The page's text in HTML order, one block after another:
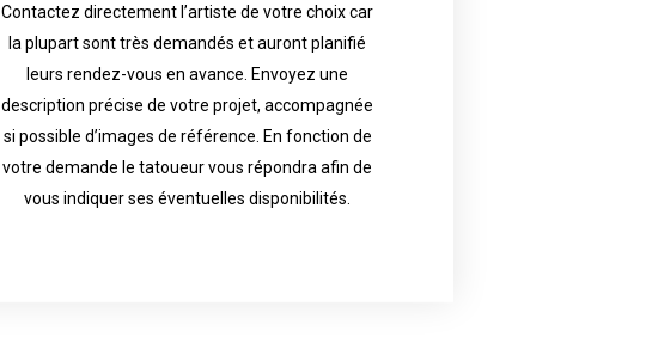
Contactez directement l’artiste de votre choix car
la plupart sont très demandés et auront planifié
leurs rendez-vous en avance. Envoyez une
description précise de votre projet, accompagnée
si possible d’images de référence. En fonction de
votre demande le tatoueur vous répondra afin de
vous indiquer ses éventuelles disponibilités.
Contact directly the artist of your choice because
most are in great demand and will have planned
their appointments in advance. Send an accurate
description of your project, if possible attached
with reference images. Depending your request,
the tattoo artist will answer to tell you his
availability.